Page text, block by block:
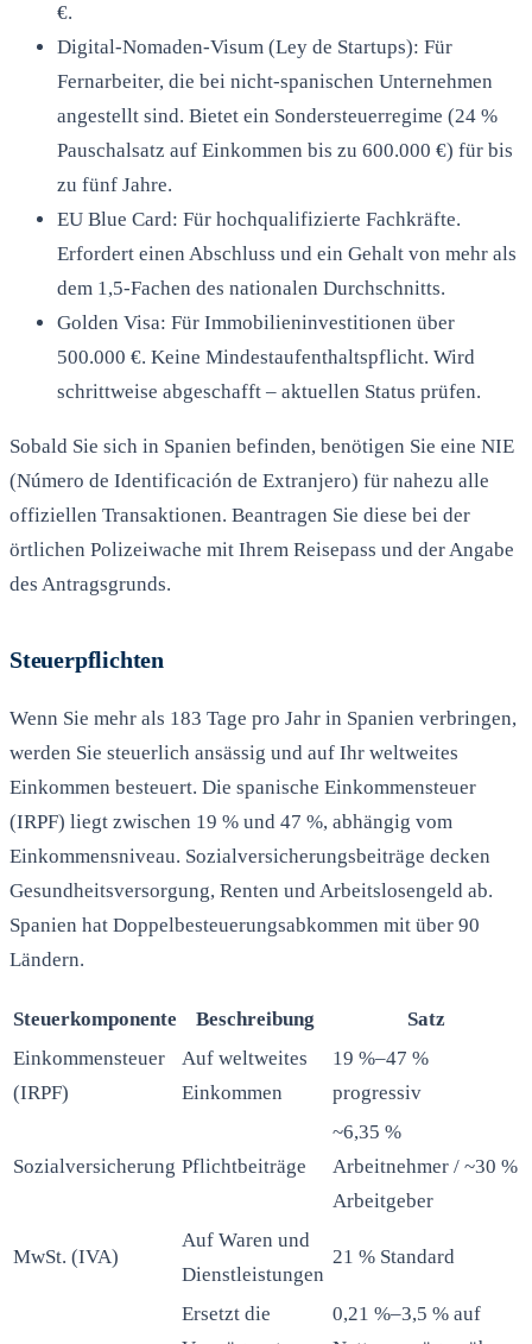
€.
Digital-Nomaden-Visum (Ley de Startups): Für
Fernarbeiter, die bei nicht-spanischen Unternehmen
angestellt sind. Bietet ein Sondersteuerregime (24 %
Pauschalsatz auf Einkommen bis zu 600.000 €) für bis
zu fünf Jahre.
EU Blue Card: Für hochqualifizierte Fachkräfte.
Erfordert einen Abschluss und ein Gehalt von mehr als
dem 1,5-Fachen des nationalen Durchschnitts.
Golden Visa: Für Immobilieninvestitionen über
500.000 €. Keine Mindestaufenthaltspflicht. Wird
schrittweise abgeschafft – aktuellen Status prüfen.
Sobald Sie sich in Spanien befinden, benötigen Sie eine NIE
(Número de Identificación de Extranjero) für nahezu alle
offiziellen Transaktionen. Beantragen Sie diese bei der
örtlichen Polizeiwache mit Ihrem Reisepass und der Angabe
des Antragsgrunds.
Steuerpflichten
Wenn Sie mehr als 183 Tage pro Jahr in Spanien verbringen,
werden Sie steuerlich ansässig und auf Ihr weltweites
Einkommen besteuert. Die spanische Einkommensteuer
(IRPF) liegt zwischen 19 % und 47 %, abhängig vom
Einkommensniveau. Sozialversicherungsbeiträge decken
Gesundheitsversorgung, Renten und Arbeitslosengeld ab.
Spanien hat Doppelbesteuerungsabkommen mit über 90
Ländern.
Steuerkomponente Beschreibung
Satz
Einkommensteuer
(IRPF)
Auf weltweites
Einkommen
19 %–47 %
progressiv
Sozialversicherung Pflichtbeiträge
~6,35 %
Arbeitnehmer / ~30 %
Arbeitgeber
MwSt. (IVA)
Auf Waren und
Dienstleistungen
21 % Standard
Ersetzt die
0,21 %–3,5 % auf